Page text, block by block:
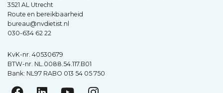
3521 AL Utrecht
Route en bereikbaarheid
bureau@nvdietist.nl
030-634 62 22
KvK-nr. 40530679
BTW-nr. NL.0088.54.117.B01
Bank: NL97 RABO 013 54 05 750